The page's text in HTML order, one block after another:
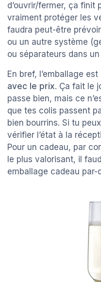
d’ouvrir/fermer, ça finit
vraiment protéger les
faudra peut-être
ou un autre système
ou séparateurs dans
En bref, l’emballage est
avec le prix. Ça fait le
passe bien, mais ce
que tes colis passent
bien bourrins. Si tu
vérifier l’état à la
Pour un cadeau, par
le plus valorisant, il
emballage cadeau par-